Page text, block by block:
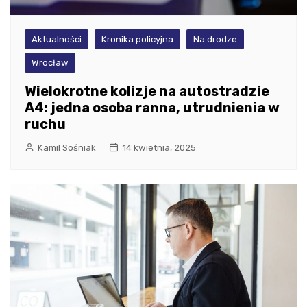
Aktualności Kronika policyjna Na drodze
Wrocław
Wielokrotne kolizje na autostradzie
A4: jedna osoba ranna, utrudnienia w
ruchu
Kamil Sośniak 14 kwietnia, 2025